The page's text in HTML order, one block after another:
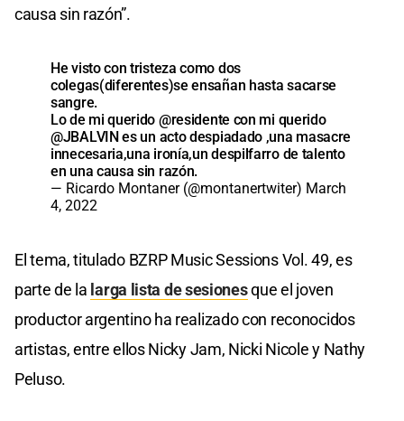
causa sin razón”.
He visto con tristeza como dos
colegas(diferentes)se ensañan hasta sacarse
sangre.
Lo de mi querido @residente con mi querido
@JBALVINes un acto despiadado ,una masacre
innecesaria,una ironía,un despilfarro de talento
en una causa sin razón.
— Ricardo Montaner (@montanertwiter) March
4, 2022
El tema, titulado BZRP Music Sessions Vol. 49, es
parte de la larga lista de sesionesque el joven
productor argentino ha realizado con reconocidos
artistas, entre ellos Nicky Jam, Nicki Nicole y Nathy
Peluso.